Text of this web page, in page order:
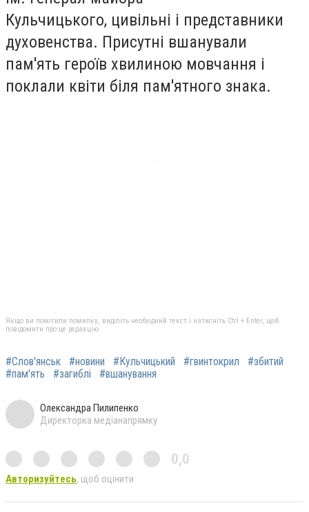
Кульчицького, цивільні і представники
духовенства. Присутні вшанували
пам'ять героїв хвилиною мовчання і
поклали квіти біля пам'ятного знака.
Якщо ви помітили помилку, виділіть необхідний текст і натисніть Ctrl + Enter, щоб
повідомити про це редакцію
#Слов'янськ #новини #Кульчицький #гвинтокрил
#збитий
#пам'ять
#загиблі #вшанування
Олександра Пилипенко
Директорка медіанапрямку
0,0
Авторизуйтесь, щоб оцінити